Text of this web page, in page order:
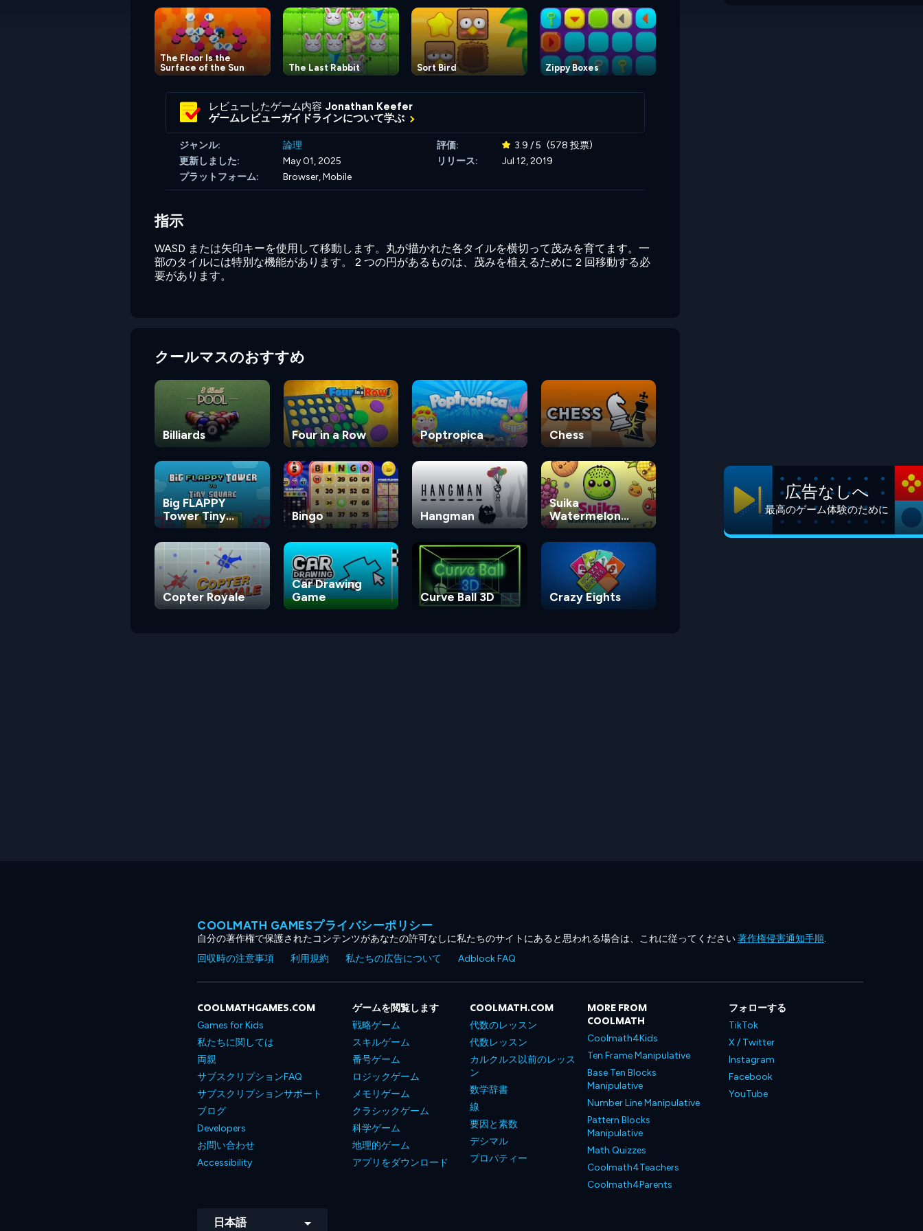
The Floor Is the
Surface of the Sun
The Last Rabbit Sort Bird Zippy Boxes
レビューしたゲーム内容 Jonathan Keefer
ゲームレビューガイドラインについて学ぶ
ジャンル: 論理 評価: 3.9 / 5 (578 投票)
更新しました:
May 01, 2025 リリース:
Jul 12, 2019
プラットフォーム:
Browser, Mobile
指示
WASD または矢印キーを使用して移動します。丸が描かれた各タイルを横切って茂みを育てます。一
部のタイルには特別な機能があります。 2 つの円があるものは、茂みを植えるために 2 回移動する必
要があります。
クールマスのおすすめ
Billiards Four in a Row Poptropica Chess
Big FLAPPY
Tower Tiny
Square
Bingo Hangman
Suika
Watermelon
Game
Copter Royale
Car Drawing
Game
Curve Ball 3D Crazy Eights
広告なしへ
最高のゲーム体験のために
COOLMATH GAMESプライバシーポリシー
自分の著作権で保護されたコンテンツがあなたの許可なしに私たちのサイトにあると思われる場合は、これに従ってください著作権侵害通知手順.
回収時の注意事項
利用規約 私たちの広告について Adblock FAQ
COOLMATHGAMES.COM
Games for Kids
私たちに関しては
両親
サブスクリプションFAQ
サブスクリプションサポート
ブログ
Developers
お問い合わせ
Accessibility
ゲームを閲覧します
戦略ゲーム
スキルゲーム
番号ゲーム
ロジックゲーム
メモリゲーム
クラシックゲーム
科学ゲーム
地理的ゲーム
アプリをダウンロード
COOLMATH.COM
代数のレッスン
代数レッスン
カルクルス以前のレッス
ン
数学辞書
線
要因と素数
デシマル
プロパティー
MORE FROM
COOLMATH
Coolmath4Kids
Ten Frame Manipulative
Base Ten Blocks
Manipulative
Number Line Manipulative
Pattern Blocks
Manipulative
Math Quizzes
Coolmath4Teachers
Coolmath4Parents
フォローする
TikTok
X / Twitter
Instagram
Facebook
YouTube
日本語